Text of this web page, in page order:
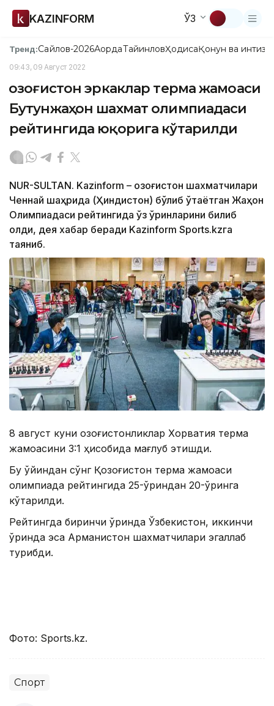
KAZINFORM ЎЗ
Тренд:Сайлов-2026АқордаТайинловҲодисаҚонун ва
09:43, 09 Август 2022
Қозоғистон эркаклар терма жамоаси
Бутунжаҳон шахмат олимпиадаси
рейтингида юқорига кўтарилди
NUR-SULTAN. Kazinform – Қозоғистон шахматчилари
Ченнай шаҳрида (Ҳиндистон) бўлиб ўтаётган Жаҳон
Олимпиадаси рейтингида ўз ўринларини билиб
олди, дея хабар беради Kazinform Sports.kzга
таяниб.
8 август куни қозоғистонликлар Хорватия терма
жамоасини 3:1 ҳисобида мағлуб этишди.
Бу ўйиндан сўнг Қозоғистон терма жамоаси
олимпиада рейтингида 25-ўриндан 20-ўринга
кўтарилди.
Рейтингда биринчи ўринда Ўзбекистон, иккинчи
ўринда эса Арманистон шахматчилари эгаллаб
турибди.
Фото: Sports.kz.
Спорт